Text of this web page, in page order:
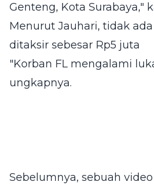
Genteng, Kota Surabaya,"
Menurut Jauhari, tidak
ditaksir sebesar Rp5 juta
"Korban FL mengalami
ungkapnya.
Sebelumnya, sebuah